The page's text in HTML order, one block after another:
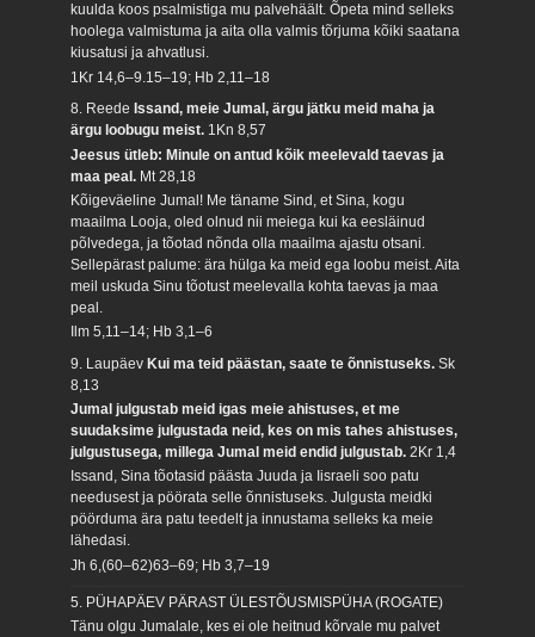
kuulda koos psalmistiga mu palvehäält. Õpeta mind selleks
hoolega valmistuma ja aita olla valmis tõrjuma kõiki saatana
kiusatusi ja ahvatlusi.
1Kr 14,6–9.15–19; Hb 2,11–18
8. Reede Issand, meie Jumal, ärgu jätku meid maha ja
ärgu loobugu meist. 1Kn 8,57
Jeesus ütleb: Minule on antud kõik meelevald taevas ja
maa peal. Mt 28,18
Kõigeväeline Jumal! Me täname Sind, et Sina, kogu
maailma Looja, oled olnud nii meiega kui ka eesläinud
põlvedega, ja tõotad nõnda olla maailma ajastu otsani.
Sellepärast palume: ära hülga ka meid ega loobu meist. Aita
meil uskuda Sinu tõotust meelevalla kohta taevas ja maa
peal.
Ilm 5,11–14; Hb 3,1–6
9. LaupäevKui ma teid päästan, saate te õnnistuseks.Sk
8,13
Jumal julgustab meid igas meie ahistuses, et me
suudaksime julgustada neid, kes on mis tahes ahistuses,
julgustusega, millega Jumal meid endid julgustab.2Kr 1,4
Issand, Sina tõotasid päästa Juuda ja Iisraeli soo patu
needusest ja pöörata selle õnnistuseks. Julgusta meidki
pöörduma ära patu teedelt ja innustama selleks ka meie
lähedasi.
Jh 6,(60–62)63–69; Hb 3,7–19
5. PÜHAPÄEV PÄRAST ÜLESTÕUSMISPÜHA (ROGATE)
Tänu olgu Jumalale, kes ei ole heitnud kõrvale mu palvet